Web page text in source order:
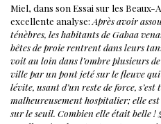
Miel, dans son Essai sur les Beaux-
excellente analyse: Après avoir
ténèbres, les habitants de Gabaa
bêtes de proie rentrent dans leurs
voit au loin dans l’ombre plusieurs
ville par un pont jeté sur le fleuve qui
lévite, usant d’un reste de force,
malheureusement hospitalier; elle
sur le seuil. Combien elle était belle !